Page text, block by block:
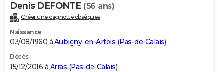
Denis DEFONTE (56 ans)
Créer une cagnotte obsèques
Naissance
03/08/1960 à Aubigny-en-Artois (Pas-de-Calais)
Décès
15/12/2016 à Arras (Pas-de-Calais)